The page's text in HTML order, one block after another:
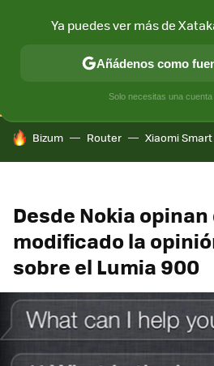
CONECTIVIDAD MÓVIL Y
HOY SE HABLA DE
Bizum Router Xiaomi Smart
Desde Nokia
modificado la
sobre el Lumia 900
Ya puedes ver más de
Añádenos como
Solo necesitas una